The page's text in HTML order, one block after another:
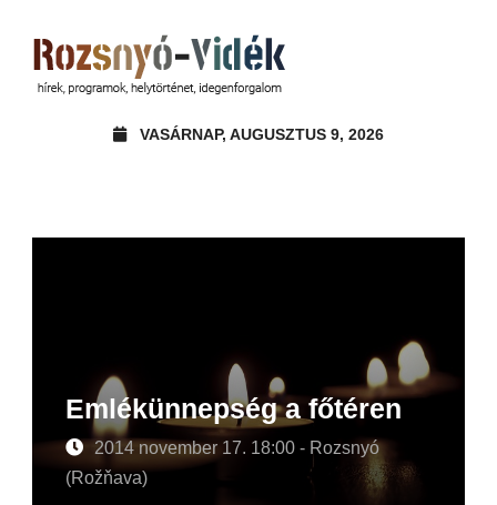
VASÁRNAP, AUGUSZTUS 9, 2026
Emlékünnepség a főtéren
2014 november 17. 18:00 - Rozsnyó
(Rožňava)